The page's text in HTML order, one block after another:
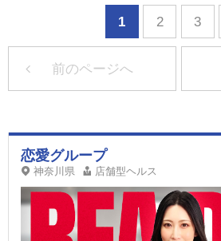
1 2 3
前のページへ
恋愛グループ
神奈川県 店舗型ヘルス